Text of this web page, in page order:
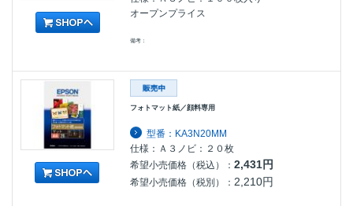
オープンプライス
備考：
フォトマット紙／顔料専用
型番：KA3N20MM
仕様：Ａ３ノビ：２０枚
希望小売価格（税込）： 2,431円
希望小売価格（税別）： 2,210円